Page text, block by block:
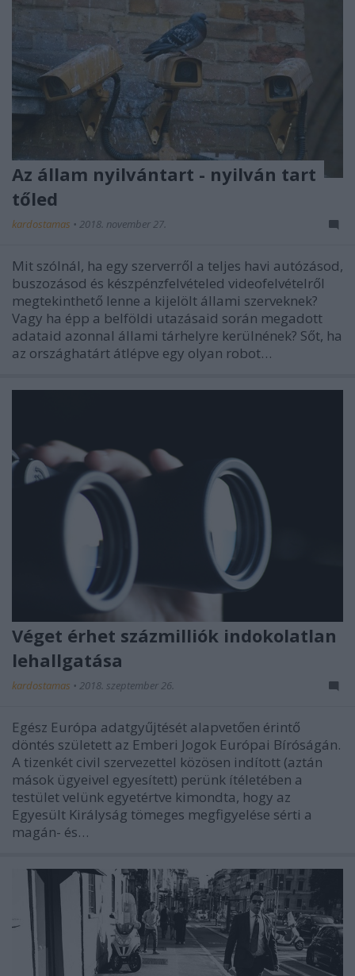
Az állam nyilvántart - nyilván tart
tőled
kardostamas • 2018. november 27.
Mit szólnál, ha egy szerverről a teljes havi autózásod,
buszozásod és készpénzfelvételed videofelvételről
megtekinthető lenne a kijelölt állami szerveknek?
Vagy ha épp a belföldi utazásaid során megadott
adataid azonnal állami tárhelyre kerülnének? Sőt, ha
az országhatárt átlépve egy olyan robot…
Véget érhet százmilliók indokolatlan
lehallgatása
kardostamas • 2018. szeptember 26.
Egész Európa adatgyűjtését alapvetően érintő
döntés született az Emberi Jogok Európai Bíróságán.
A tizenkét civil szervezettel közösen indított (aztán
mások ügyeivel egyesített) perünk ítéletében a
testület velünk egyetértve kimondta, hogy az
Egyesült Királyság tömeges megfigyelése sérti a
magán- és…